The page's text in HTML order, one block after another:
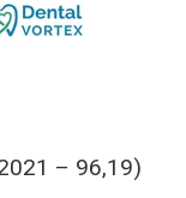
– 96,19)